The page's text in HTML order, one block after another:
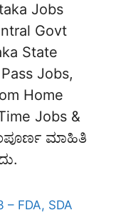
Jobs
Govt
State
Jobs,
Home
Jobs &
ಮಾಹಿತಿ
FDA, SDA